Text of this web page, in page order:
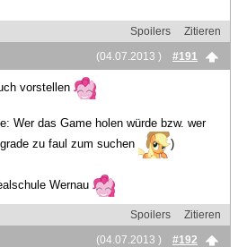
Spoilers
Zitieren
(04.07.2013 )
#191
vorstellen
Wer das Game holen würde bzw. wer
zu faul zum suchen
)
Wernau
Spoilers
Zitieren
(04.07.2013 )
#192